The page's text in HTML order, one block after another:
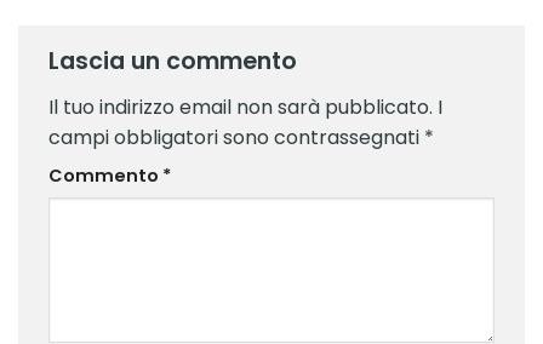
Lascia un commento
Il tuo indirizzo email non sarà pubblicato. I
campi obbligatori sono contrassegnati *
Commento *